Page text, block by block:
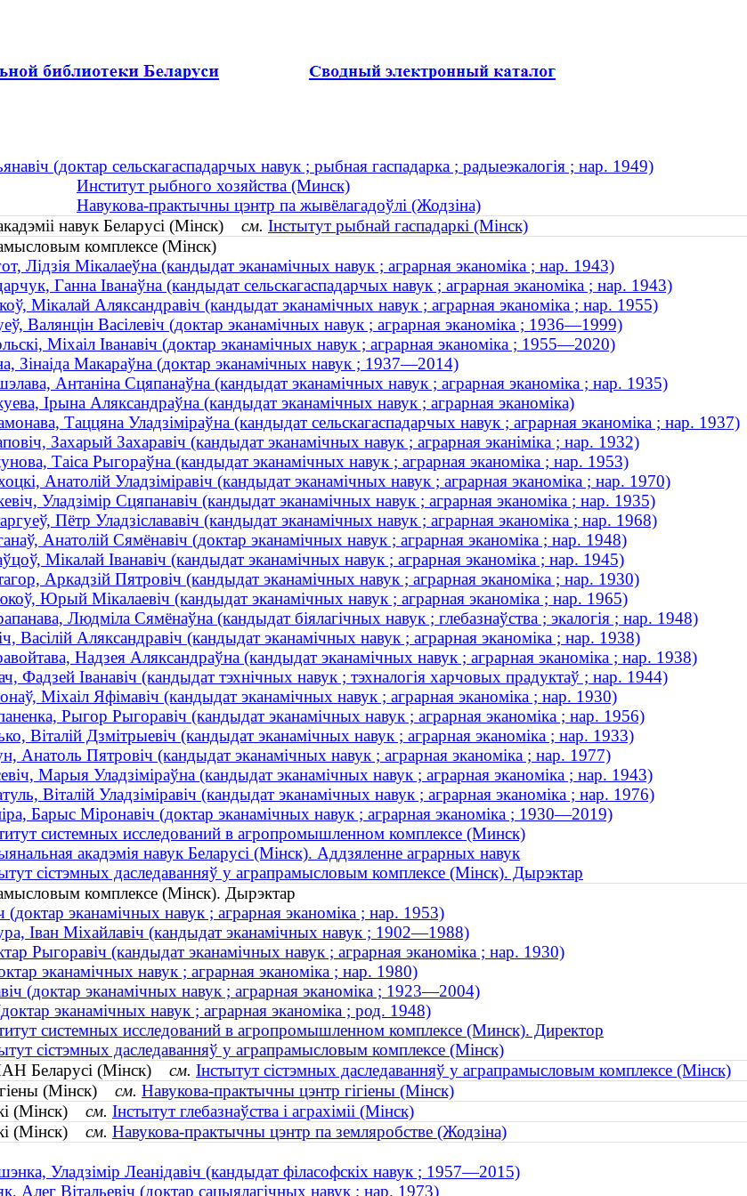
(доктар сельскагаспадарчых навук ; рыбная гаспадарка ; радыеэкалогія ; нар. 1949)
Институт рыбного хозяйства (Минск)
Навукова-практычны цэнтр па жывёлагадоўлі (Жодзіна)
навук Беларусі (Мінск) см. Інстытут рыбнай гаспадаркі (Мінск)
комплексе (Мінск)
Лідзія Мікалаеўна (кандыдат эканамічных навук ; аграрная эканоміка ; нар. 1943)
Ганна Іванаўна (кандыдат сельскагаспадарчых навук ; аграрная эканоміка ; нар. 1943)
Мікалай Аляксандравіч (кандыдат эканамічных навук ; аграрная эканоміка ; нар. 1955)
Валянцін Васілевіч (доктар эканамічных навук ; аграрная эканоміка ; 1936—1999)
Міхаіл Іванавіч (доктар эканамічных навук ; аграрная эканоміка ; 1955—2020)
Зінаіда Макараўна (доктар эканамічных навук ; 1937—2014)
Антаніна Сцяпанаўна (кандыдат эканамічных навук ; аграрная эканоміка ; нар. 1935)
Ірына Аляксандраўна (кандыдат эканамічных навук ; аграрная эканоміка)
Таццяна Уладзіміраўна (кандыдат сельскагаспадарчых навук ; аграрная эканоміка ; нар. 1937)
Захарый Захаравіч (кандыдат эканамічных навук ; аграрная эканіміка ; нар. 1932)
Таіса Рыгораўна (кандыдат эканамічных навук ; аграрная эканоміка ; нар. 1953)
Анатолій Уладзіміравіч (кандыдат эканамічных навук ; аграрная эканоміка ; нар. 1970)
Уладзімір Сцяпанавіч (кандыдат эканамічных навук ; аграрная эканоміка ; нар. 1935)
Пётр Уладзіслававіч (кандыдат эканамічных навук ; аграрная эканоміка ; нар. 1968)
Анатолій Сямёнавіч (доктар эканамічных навук ; аграрная эканоміка ; нар. 1948)
Мікалай Іванавіч (кандыдат эканамічных навук ; аграрная эканоміка ; нар. 1945)
Аркадзій Пятровіч (кандыдат эканамічных навук ; аграрная эканоміка ; нар. 1930)
Юрый Мікалаевіч (кандыдат эканамічных навук ; аграрная эканоміка ; нар. 1965)
Людміла Сямёнаўна (кандыдат біялагічных навук ; глебазнаўства ; экалогія ; нар. 1948)
Васілій Аляксандравіч (кандыдат эканамічных навук ; аграрная эканоміка ; нар. 1938)
Надзея Аляксандраўна (кандыдат эканамічных навук ; аграрная эканоміка ; нар. 1938)
Фадзей Іванавіч (кандыдат тэхнічных навук ; тэхналогія харчовых прадуктаў ; нар. 1944)
Міхаіл Яфімавіч (кандыдат эканамічных навук ; аграрная эканоміка ; нар. 1930)
Рыгор Рыгоравіч (кандыдат эканамічных навук ; аграрная эканоміка ; нар. 1956)
Віталій Дзмітрыевіч (кандыдат эканамічных навук ; аграрная эканоміка ; нар. 1933)
Анатоль Пятровіч (кандыдат эканамічных навук ; аграрная эканоміка ; нар. 1977)
Марыя Уладзіміраўна (кандыдат эканамічных навук ; аграрная эканоміка ; нар. 1943)
Віталій Уладзіміравіч (кандыдат эканамічных навук ; аграрная эканоміка ; нар. 1976)
Барыс Міронавіч (доктар эканамічных навук ; аграрная эканоміка ; 1930—2019)
системных исследований в агропромышленном комплексе (Минск)
акадэмія навук Беларусі (Мінск). Аддзяленне аграрных навук
сістэмных даследаванняў у аграпрамысловым комплексе (Мінск). Дырэктар
комплексе (Мінск). Дырэктар
(доктар эканамічных навук ; аграрная эканоміка ; нар. 1953)
Іван Міхайлавіч (кандыдат эканамічных навук ; 1902—1988)
Рыгоравіч (кандыдат эканамічных навук ; аграрная эканоміка ; нар. 1930)
эканамічных навук ; аграрная эканоміка ; нар. 1980)
(доктар эканамічных навук ; аграрная эканоміка ; 1923—2004)
эканамічных навук ; аграрная эканоміка ; род. 1948)
системных исследований в агропромышленном комплексе (Минск). Директор
сістэмных даследаванняў у аграпрамысловым комплексе (Мінск)
Беларусі (Мінск) см. Інстытут сістэмных даследаванняў у аграпрамысловым комплексе (Мінск)
(Мінск) см. Навукова-практычны цэнтр гігіены (Мінск)
(Мінск) см. Інстытут глебазнаўства і аграхіміі (Мінск)
(Мінск) см. Навукова-практычны цэнтр па земляробстве (Жодзіна)
Уладзімір Леанідавіч (кандыдат філасофскіх навук ; 1957—2015)
Алег Вітальевіч (доктар сацыялагічных навук ; нар. 1973)